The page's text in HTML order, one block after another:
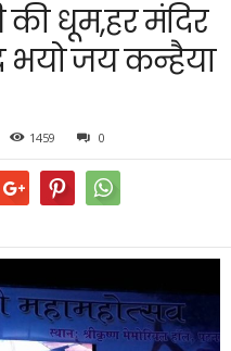
धूम,हर मंदिर
जय कन्हैया
1459 0